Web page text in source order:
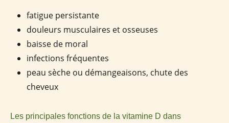
fatigue persistante
douleurs musculaires et osseuses
baisse de moral
infections fréquentes
peau sèche ou démangeaisons, chute des
cheveux
Les principales fonctions de la vitamine D dans